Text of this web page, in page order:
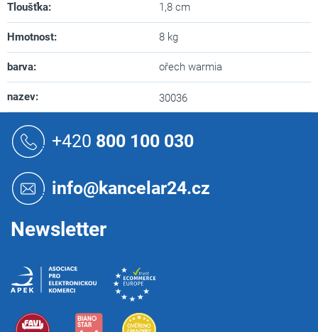
Tloušťka: 1,8 cm
Hmotnost: 8 kg
barva: ořech warmia
nazev: 30036
+420 800 100 030
info@kancelar24.cz
Newsletter